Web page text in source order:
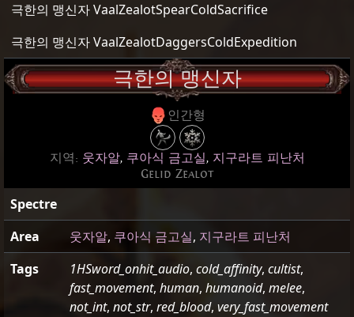
극한의 맹신자 VaalZealotSpearColdSacrifice
극한의 맹신자 VaalZealotDaggersColdExpedition
극한의 맹신자
인간형
지역: 웃자알, 쿠아식 금고실, 지구라트 피난처
Gelid Zealot
Spectre
Area
웃자알, 쿠아식 금고실, 지구라트 피난처
Tags
1HSword_onhit_audio, cold_affinity, cultist,
fast_movement, human, humanoid, melee,
not_int, not_str, red_blood, very_fast_movement